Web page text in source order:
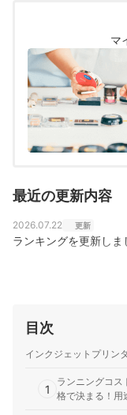
ストに
トな選
制作を
久我
マ
最近の更新内容
2026.07.22 更新
ランキングを更新しま
目次
インクジェットプリン
1
ランニングコス
格で決まる！用